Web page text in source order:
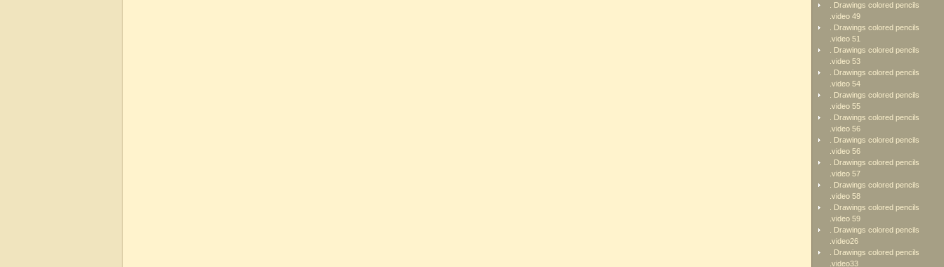
. Drawings colored pencils
.video 49
. Drawings colored pencils
.video 51
. Drawings colored pencils
.video 53
. Drawings colored pencils
.video 54
. Drawings colored pencils
.video 55
. Drawings colored pencils
.video 56
. Drawings colored pencils
.video 56
. Drawings colored pencils
.video 57
. Drawings colored pencils
.video 58
. Drawings colored pencils
.video 59
. Drawings colored pencils
.video26
. Drawings colored pencils
.video33